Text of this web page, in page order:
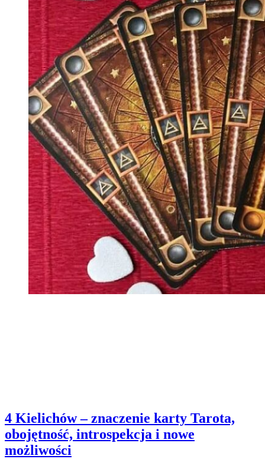
4 Kielichów – znaczenie karty Tarota,
obojętność, introspekcja i nowe
możliwości